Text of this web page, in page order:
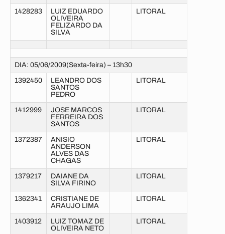
1428283
LUIZ EDUARDO
OLIVEIRA
FELIZARDO DA
SILVA
LITORAL
DIA: 05/06/2009(Sexta-feira) – 13h30
1392450
LEANDRO DOS
SANTOS
PEDRO
LITORAL
1412999
JOSE MARCOS
FERREIRA DOS
SANTOS
LITORAL
1372387
ANISIO
ANDERSON
ALVES DAS
CHAGAS
LITORAL
1379217
DAIANE DA
SILVA FIRINO
LITORAL
1362341
CRISTIANE DE
ARAUJO LIMA
LITORAL
1403912
LUIZ TOMAZ DE
OLIVEIRA NETO
LITORAL